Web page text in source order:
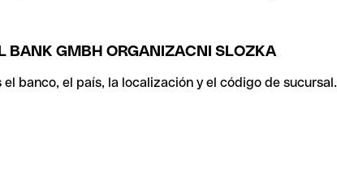
BANK GMBH ORGANIZACNI SLOZKA
banco, el país, la localización y el código de sucursal.